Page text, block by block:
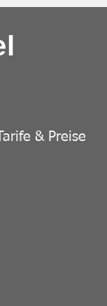
Tarife & Preise